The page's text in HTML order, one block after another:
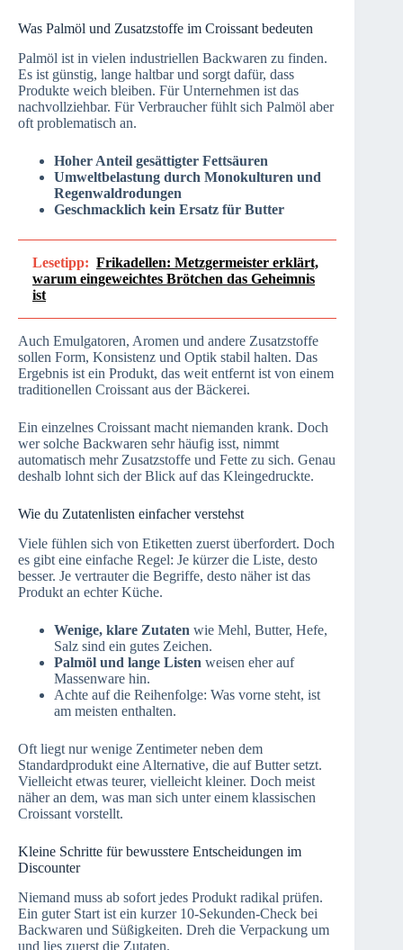
Was Palmöl und Zusatzstoffe im Croissant bedeuten
Palmöl ist in vielen industriellen Backwaren zu finden.
Es ist günstig, lange haltbar und sorgt dafür, dass
Produkte weich bleiben. Für Unternehmen ist das
nachvollziehbar. Für Verbraucher fühlt sich Palmöl aber
oft problematisch an.
Hoher Anteil gesättigter Fettsäuren
Umweltbelastung durch Monokulturen und
Regenwaldrodungen
Geschmacklich kein Ersatz für Butter
Lesetipp: Frikadellen: Metzgermeister erklärt,
warum eingeweichtes Brötchen das Geheimnis
ist
Auch Emulgatoren, Aromen und andere Zusatzstoffe
sollen Form, Konsistenz und Optik stabil halten. Das
Ergebnis ist ein Produkt, das weit entfernt ist von einem
traditionellen Croissant aus der Bäckerei.
Ein einzelnes Croissant macht niemanden krank. Doch
wer solche Backwaren sehr häufig isst, nimmt
automatisch mehr Zusatzstoffe und Fette zu sich. Genau
deshalb lohnt sich der Blick auf das Kleingedruckte.
Wie du Zutatenlisten einfacher verstehst
Viele fühlen sich von Etiketten zuerst überfordert. Doch
es gibt eine einfache Regel: Je kürzer die Liste, desto
besser. Je vertrauter die Begriffe, desto näher ist das
Produkt an echter Küche.
Wenige, klare Zutaten wie Mehl, Butter, Hefe,
Salz sind ein gutes Zeichen.
Palmöl und lange Listen weisen eher auf
Massenware hin.
Achte auf die Reihenfolge: Was vorne steht, ist
am meisten enthalten.
Oft liegt nur wenige Zentimeter neben dem
Standardprodukt eine Alternative, die auf Butter setzt.
Vielleicht etwas teurer, vielleicht kleiner. Doch meist
näher an dem, was man sich unter einem klassischen
Croissant vorstellt.
Kleine Schritte für bewusstere Entscheidungen im
Discounter
Niemand muss ab sofort jedes Produkt radikal prüfen.
Ein guter Start ist ein kurzer 10‑Sekunden‑Check bei
Backwaren und Süßigkeiten. Dreh die Verpackung um
und lies zuerst die Zutaten.